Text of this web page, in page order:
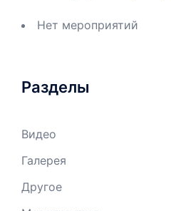
Нет мероприятий
Разделы
Видео
Галерея
Другое